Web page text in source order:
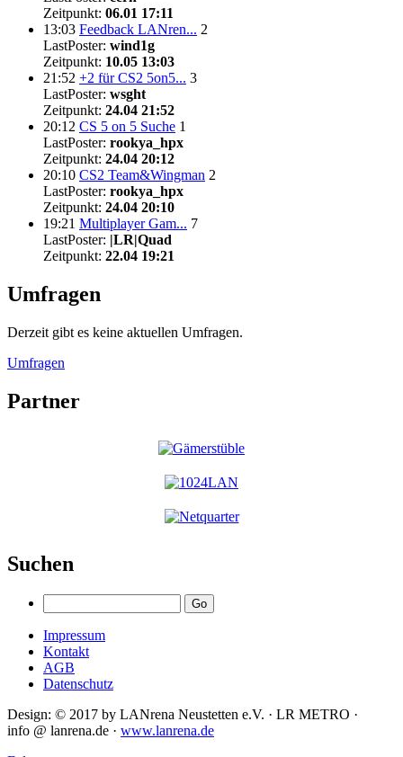
Zeitpunkt: 06.01 17:11
13:03 Feedback LANren... 2
LastPoster: wind1g
Zeitpunkt: 10.05 13:03
21:52 +2 für CS2 5on5... 3
LastPoster: wsght
Zeitpunkt: 24.04 21:52
20:12 CS 5 on 5 Suche 1
LastPoster: rookya_hpx
Zeitpunkt: 24.04 20:12
20:10 CS2 Team&Wingman 2
LastPoster: rookya_hpx
Zeitpunkt: 24.04 20:10
19:21 Multiplayer Gam... 7
LastPoster: |LR|Quad
Zeitpunkt: 22.04 19:21
Umfragen
Derzeit gibt es keine aktuellen Umfragen.
Umfragen
Partner
Suchen
Impressum
Kontakt
AGB
Datenschutz
Design: © 2017 by LANrena Neustetten e.V. · LR METRO ·
info @ lanrena.de · www.lanrena.de